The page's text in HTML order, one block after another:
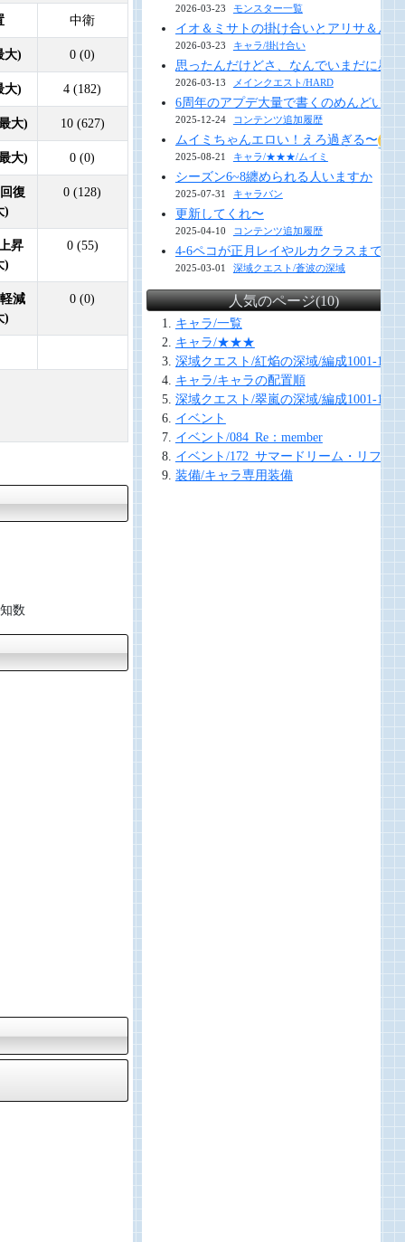
中衛
大) 0 (0)
大) 4 (182)
大) 10 (627)
大) 0 (0)
復
)
0 (128)
昇
)
0 (55)
減
)
0 (0)
数
2026-03-23 モンスター一覧
イオ＆ミサトの掛け合いとアリサ＆ル
2026-03-23 キャラ/掛け合い
思ったんだけどさ、なんでいまだに星
2026-03-13 メインクエスト/HARD
6周年のアプデ大量で書くのめんどい 今
2025-12-24 コンテンツ追加履歴
ムイミちゃんエロい！えろ過ぎる〜
2025-08-21 キャラ/★★★/ムイミ
シーズン6~8纏められる人いますか
2025-07-31 キャラバン
更新してくれ〜
2025-04-10 コンテンツ追加履歴
4-6ペコが正月レイやルカクラスまでワ
2025-03-01 深域クエスト/蒼波の深域
人気のページ(10)
キャラ/一覧
キャラ/★★★
深域クエスト/紅焔の深域/編成1001-1010
キャラ/キャラの配置順
深域クエスト/翠嵐の深域/編成1001-1010
イベント
イベント/084_Re：member
イベント/172_サマードリーム・リフレ
装備/キャラ専用装備